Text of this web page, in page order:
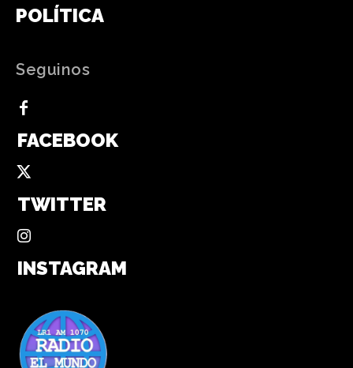
POLÍTICA
Seguinos
FACEBOOK
TWITTER
INSTAGRAM